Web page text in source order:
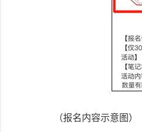
（报名内容示意图）